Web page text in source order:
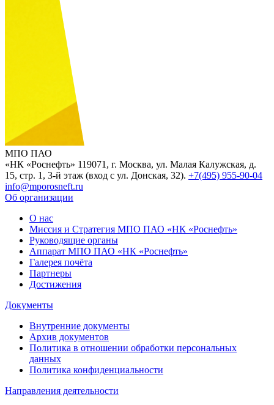
МПО ПАО
«НК «Роснефть» 119071, г. Москва, ул. Малая Калужская, д.
15, стр. 1, 3-й этаж (вход с ул. Донская, 32). +7(495) 955-90-04
info@mporosneft.ru
Об организации
О нас
Миссия и Стратегия МПО ПАО «НК «Роснефть»
Руководящие органы
Аппарат МПО ПАО «НК «Роснефть»
Галерея почёта
Партнеры
Достижения
Документы
Внутренние документы
Архив документов
Политика в отношении обработки персональных
данных
Политика конфиденциальности
Направления деятельности